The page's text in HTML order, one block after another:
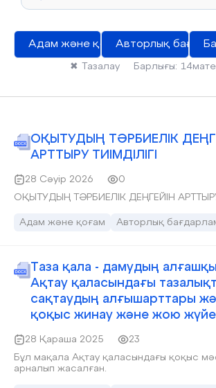
Адам және қоғамАвторлық
✖ Тазалау Барлығы: 14
ОҚЫТУДЫҢ ТӘРБИЕЛІК
АРТТЫРУ ТИІМДІЛІГІ
28 Сәуір 2026
0
ОҚЫТУДЫҢ ТӘРБИЕЛІК ДЕҢГЕЙІН АРТТЫРУ
Адам және қоғам Авторлық
Таза қала - дамудың алғашқы
Ақтау қаласындағы
сақтаудың алғышарттары
қоқыс жинау және жою
28 Қараша 2025
23
Бұл мақала Ақтау қаласындағы қоқыс
арналып жасалған.